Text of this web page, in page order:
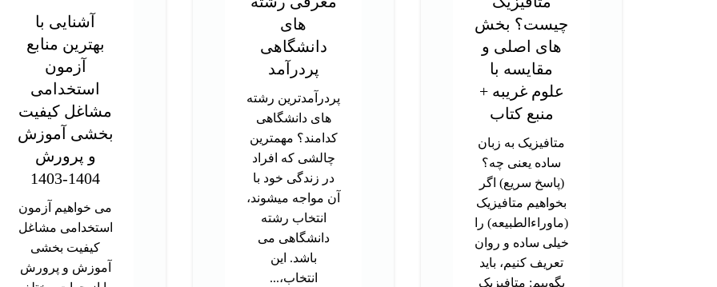
چیست؟ بخش
های اصلی و
مقایسه با
علوم غریبه +
منبع کتاب
متافیزیک به زبان
ساده یعنی چه؟
(پاسخ سریع) اگر
بخواهیم متافیزیک
(ماوراءالطبیعه) را
خیلی ساده و روان
تعریف کنیم، باید
بگوییم: متافیزیک
های
دانشگاهی
پردرآمد
پردرآمدترین رشته
های دانشگاهی
کدامند؟ مهمترین
چالشی که افراد
در زندگی خود با
آن مواجه میشوند،
انتخاب رشته
دانشگاهی می
باشد. این
انتخاب،...
آشنایی با
بهترین منابع
آزمون
استخدامی
مشاغل کیفیت
بخشی آموزش
و پرورش
1404-1403
می خواهیم آزمون
استخدامی مشاغل
کیفیت بخشی
آموزش و پرورش